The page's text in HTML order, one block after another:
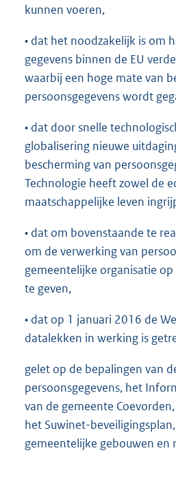
kunnen voeren,
• dat het noodzakelijk is om
gegevens binnen de EU
waarbij een hoge mate van
persoonsgegevens wordt
• dat door snelle
globalisering nieuwe
bescherming van
Technologie heeft zowel de
maatschappelijke leven
• dat om bovenstaande te
om de verwerking van
gemeentelijke organisatie
te geven,
• dat op 1 januari 2016 de
datalekken in werking is
gelet op de bepalingen van
persoonsgegevens, het
van de gemeente
het Suwinet-
gemeentelijke gebouwen en